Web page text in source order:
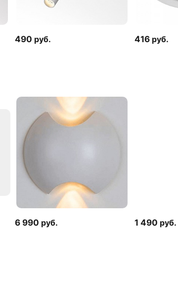
490 руб. 416 руб.
6 990 руб. 1 490 руб.